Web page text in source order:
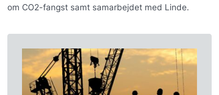
om CO2-fangst samt samarbejdet med Linde.